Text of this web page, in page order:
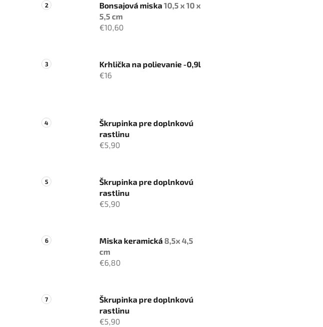
Bonsajová miska10,5 x 10 x
5,5 cm
€10,60
Krhlička na polievanie -0,9l
€16
Škrupinka pre doplnkovú
rastlinu
€5,90
Škrupinka pre doplnkovú
rastlinu
€5,90
Miska keramická 8,5x 4,5
cm
€6,80
Škrupinka pre doplnkovú
rastlinu
€5,90